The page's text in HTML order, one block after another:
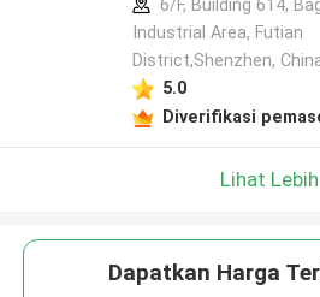
6/F, Building 614,
Industrial Area, Futian
District,Shenzhen,
5.0
Diverifikasi
Lihat Lebih
Dapatkan Harga